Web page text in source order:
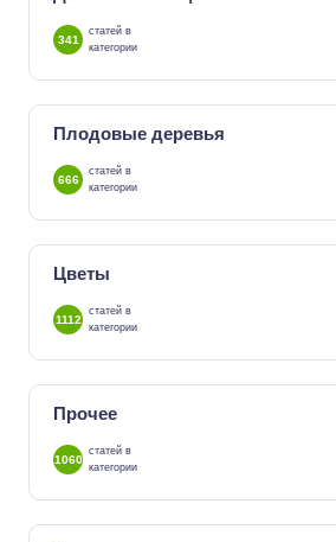
341
статей в
категории
Плодовые деревья
666
статей в
категории
Цветы
1112
статей в
категории
Прочее
1060
статей в
категории